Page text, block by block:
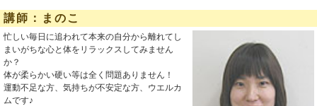
講師：まのこ
忙しい毎日に追われて本来の自分から離れてし
まいがちな心と体をリラックスしてみません
か？
体が柔らかい硬い等は全く問題ありません！
運動不足な方、気持ちが不安定な方、ウエルカ
ムです♪